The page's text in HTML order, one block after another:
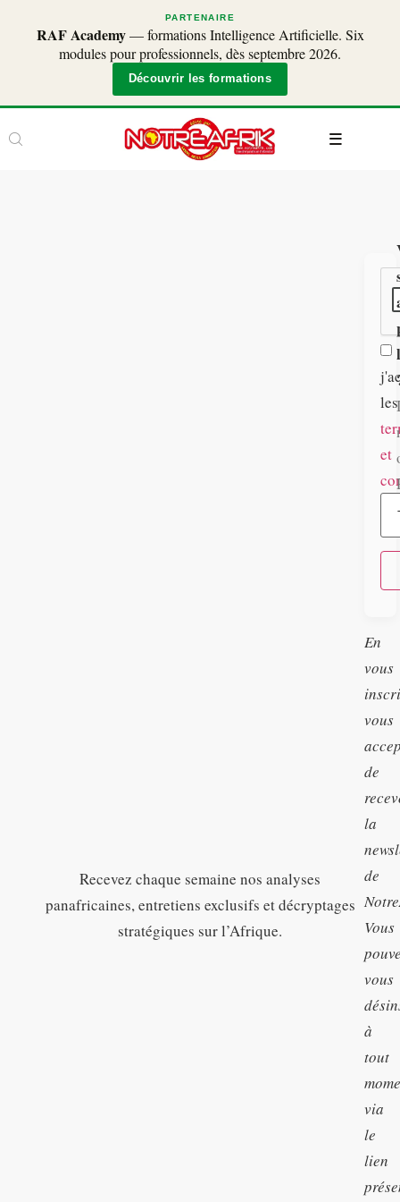
PARTENAIRE
RAF Academy— formations Intelligence Artificielle. Six
modules pour professionnels, dès septembre 2026.
Découvrir les formations
Recevez chaque semaine nos analyses
panafricaines, entretiens exclusifs et décryptages
stratégiques sur l’Afrique.
les
et
En
vous
vous
de
la
de
Vous
vous
à
tout
via
le
lien